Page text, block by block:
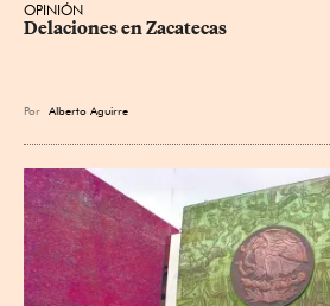
OPINIÓN
Delaciones en Zacatecas
Por Alberto Aguirre